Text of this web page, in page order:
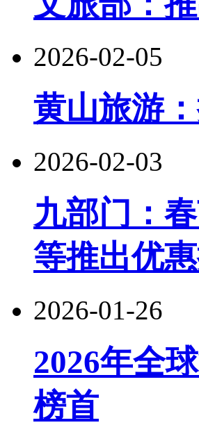
2026-02-05
黄山旅游
2026-02-03
九部门：
等推出优
2026-01-26
2026年全
榜首